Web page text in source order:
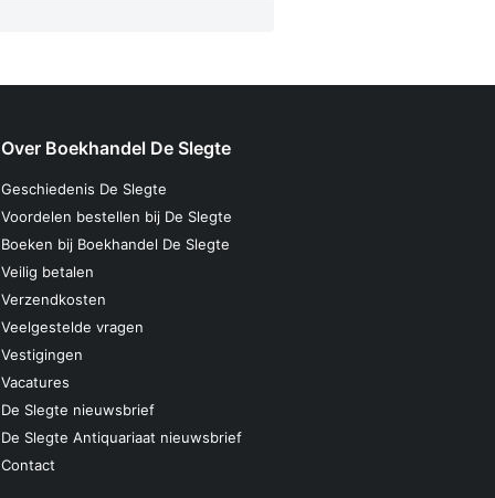
Over Boekhandel De Slegte
Geschiedenis De Slegte
Voordelen bestellen bij De Slegte
Boeken bij Boekhandel De Slegte
Veilig betalen
Verzendkosten
Veelgestelde vragen
Vestigingen
Vacatures
De Slegte nieuwsbrief
De Slegte Antiquariaat nieuwsbrief
Contact